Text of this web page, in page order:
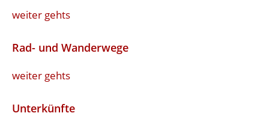
weiter gehts
Rad- und Wanderwege
weiter gehts
Unterkünfte